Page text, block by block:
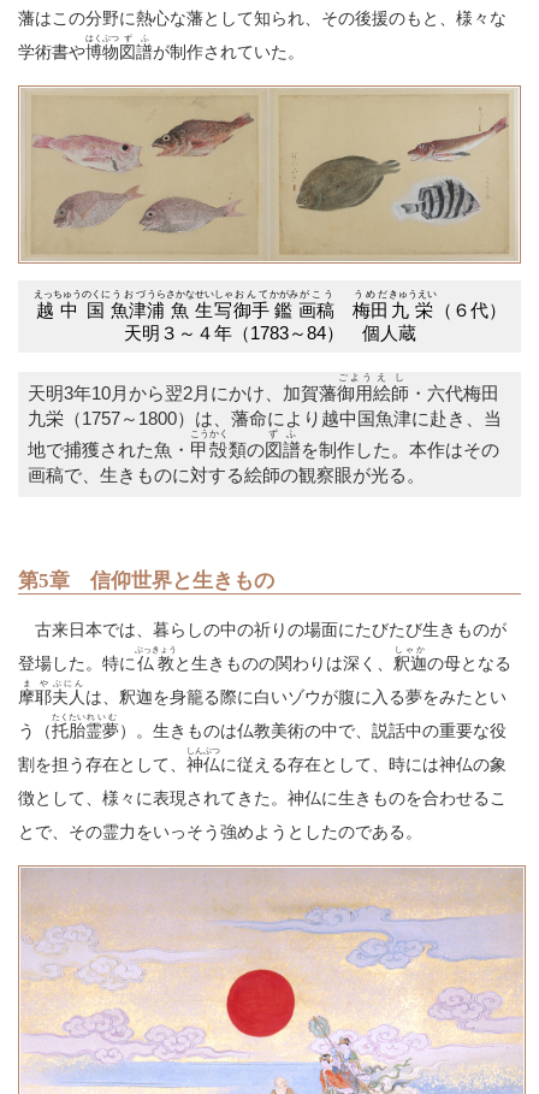
藩はこの分野に熱心な藩として知られ、その後援のもと、様々な
学術書や博物
はくぶつ
図譜
ずふ
が制作されていた。
越中
えっちゅう
国
のくに
魚津
うおづ
浦
うら
魚
さかな
生写
せいしゃ
御手
おんて
鑑
かがみ
画稿
がこう
梅田
うめだ
九栄
きゅうえい
（６代）
天明３～４年（1783～84） 個人蔵
天明3年10月から翌2月にかけ、加賀藩御用
ごよう
絵師
えし
・六代梅田
九栄（1757～1800）は、藩命により越中国魚津に赴き、当
地で捕獲された魚・ 甲殻
こうかく
類の図譜
ずふ
を制作した。本作はその
画稿で、生きものに対する絵師の観察眼が光る。
第5章 信仰世界と生きもの
古来日本では、暮らしの中の祈りの場面にたびたび生きものが
登場した。特に仏教
ぶっきょう
と生きものの関わりは深く、 釈迦
しゃか
の母となる
摩耶
まや
夫人
ぶにん
は、釈迦を身籠る際に白いゾウが腹に入る夢をみたとい
う（托
たく
胎
たい
霊夢
れいむ
）。生きものは仏教美術の中で、説話中の重要な役
割を担う存在として、 神仏
しんぶつ
に従える存在として、時には神仏の象
徴として、様々に表現されてきた。神仏に生きものを合わせるこ
とで、その霊力をいっそう強めようとしたのである。